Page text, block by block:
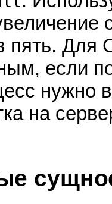
пять. Для
если
нужно
на